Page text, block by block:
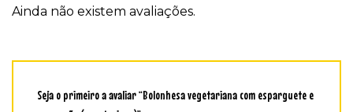
Ainda não existem avaliações.
Seja o primeiro a avaliar “Bolonhesa vegetariana com esparguete e